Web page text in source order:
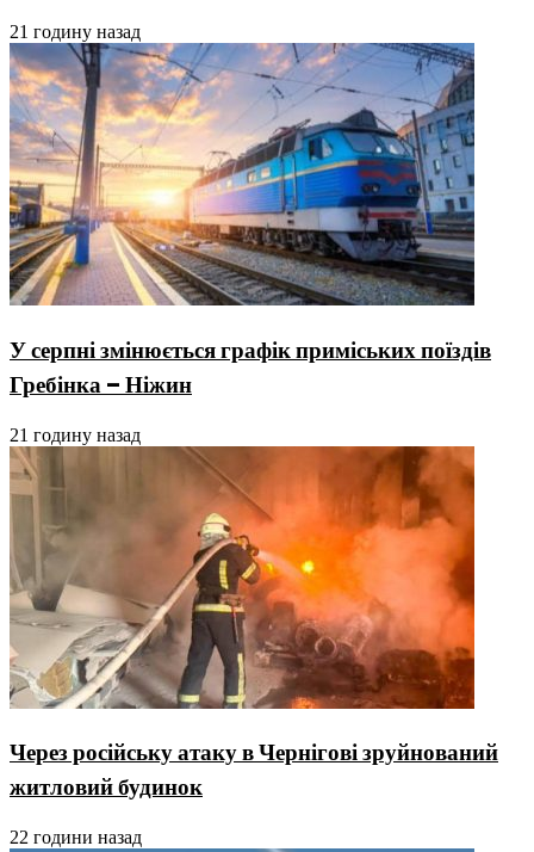
21 годину назад
У серпні змінюється графік приміських поїздів
Гребінка – Ніжин
21 годину назад
Через російську атаку в Чернігові зруйнований
житловий будинок
22 години назад